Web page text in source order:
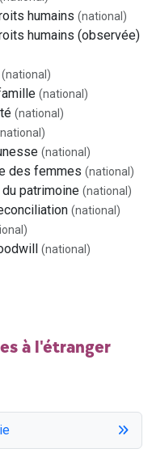
humains (national)
humains (observée)
(national)
(national)
(national)
(national)
des femmes (national)
patrimoine (national)
(national)
(national)
à l'étranger